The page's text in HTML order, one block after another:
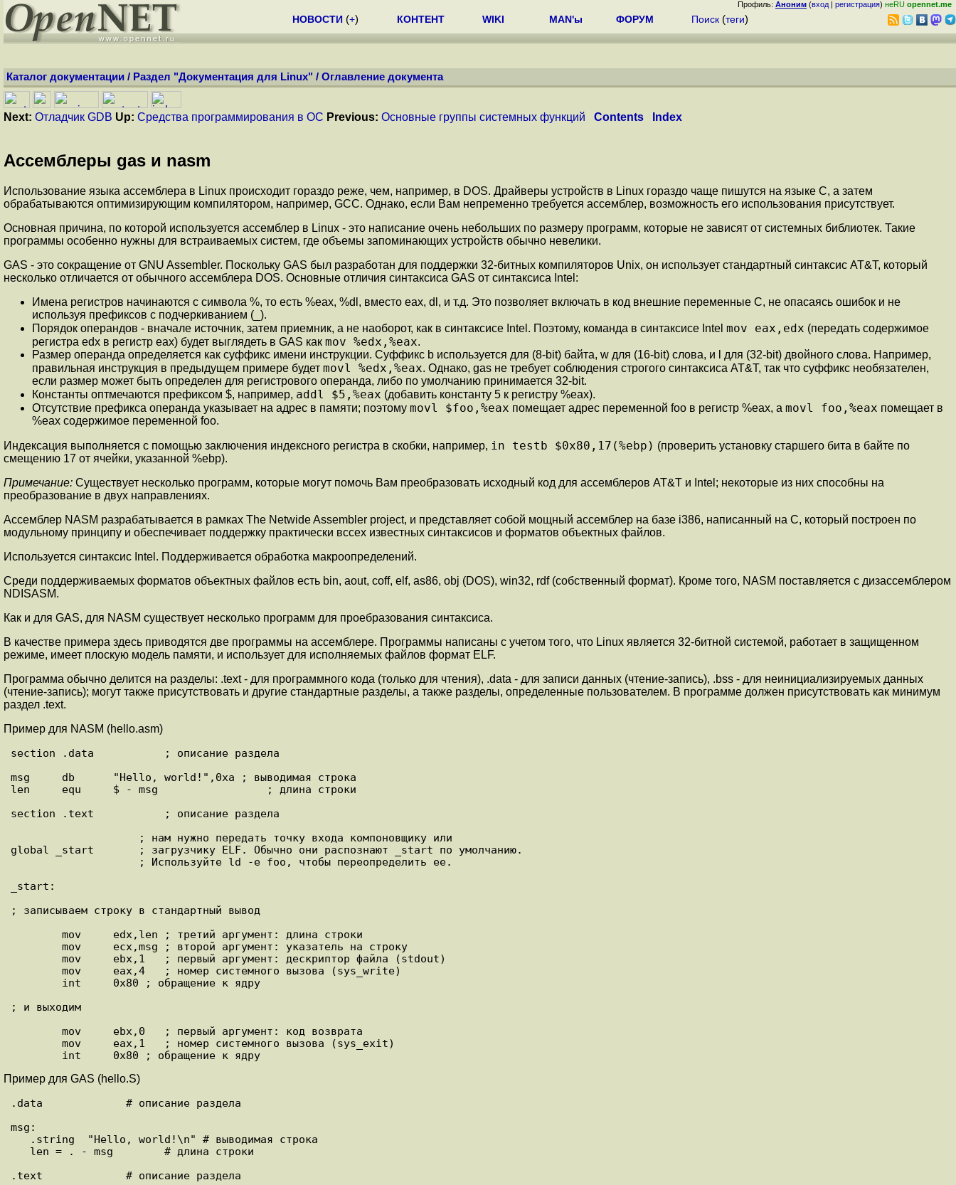
Профиль: Аноним (вход | регистрация) неRU opennet.me
НОВОСТИ (+) КОНТЕНТ WIKI MAN'ы ФОРУМ Поиск (теги)
Каталог документации / Раздел "Документация для Linux" / Оглавление документа
Next: Отладчик GDB Up: Средства программирования в ОС Previous: Основные группы системных функций Contents Index
Ассемблеры gas и nasm
Использование языка ассемблера в Linux происходит гораздо реже, чем, например, в DOS. Драйверы устройств в Linux гораздо чаще пишутся на языке C, а затем
обрабатываются оптимизирующим компилятором, например, GCC. Однако, если Вам непременно требуется ассемблер, возможность его использования присутствует.
Основная причина, по которой используется ассемблер в Linux - это написание очень небольших по размеру программ, которые не зависят от системных библиотек. Такие
программы особенно нужны для встраиваемых систем, где объемы запоминающих устройств обычно невелики.
GAS - это сокращение от GNU Assembler. Поскольку GAS был разработан для поддержки 32-битных компиляторов Unix, он использует стандартный синтаксис AT&T, который
несколько отличается от обычного ассемблера DOS. Основные отличия синтаксиса GAS от синтаксиса Intel:
Имена регистров начинаются с символа %, то есть %eax, %dl, вместо eax, dl, и т.д. Это позволяет включать в код внешние переменные C, не опасаясь ошибок и не
используя префиксов с подчеркиванием (_).
Порядок операндов - вначале источник, затем приемник, а не наоборот, как в синтаксисе Intel. Поэтому, команда в синтаксисе Intel mov eax,edx (передать содержимое
регистра edx в регистр eax) будет выглядеть в GAS как mov %edx,%eax.
Размер операнда определяется как суффикс имени инструкции. Суффикс b используется для (8-bit) байта, w для (16-bit) слова, и l для (32-bit) двойного слова. Например,
правильная инструкция в предыдущем примере будет movl %edx,%eax. Однако, gas не требует соблюдения строгого синтаксиса AT&T, так что суффикс необязателен,
если размер может быть определен для регистрового операнда, либо по умолчанию принимается 32-bit.
Константы оптмечаются префиксом $, например, addl $5,%eax (добавить константу 5 к регистру %eax).
Отсутствие префикса операнда указывает на адрес в памяти; поэтому movl $foo,%eax помещает адрес переменной foo в регистр %eax, а movl foo,%eax помещает в
%eax содержимое переменной foo.
Индексация выполняется с помощью заключения индексного регистра в скобки, например, in testb $0x80,17(%ebp) (проверить установку старшего бита в байте по
смещению 17 от ячейки, указанной %ebp).
Примечание: Существует несколько программ, которые могут помочь Вам преобразовать исходный код для ассемблеров AT&T и Intel; некоторые из них способны на
преобразование в двух направлениях.
Ассемблер NASM разрабатывается в рамках The Netwide Assembler project, и представляет собой мощный ассемблер на базе i386, написанный на C, который построен по
модульному принципу и обеспечивает поддержку практически вссех известных синтаксисов и форматов объектных файлов.
Используется синтаксис Intel. Поддерживается обработка макроопределений.
Среди поддерживаемых форматов объектных файлов есть bin, aout, coff, elf, as86, obj (DOS), win32, rdf (собственный формат). Кроме того, NASM поставляется с дизассемблером
NDISASM.
Как и для GAS, для NASM существует несколько программ для проебразования синтаксиса.
В качестве примера здесь приводятся две программы на ассемблере. Программы написаны с учетом того, что Linux является 32-битной системой, работает в защищенном
режиме, имеет плоскую модель памяти, и использует для исполняемых файлов формат ELF.
Программа обычно делится на разделы: .text - для программного кода (только для чтения), .data - для записи данных (чтение-запись), .bss - для неинициализируемых данных
(чтение-запись); могут также присутствовать и другие стандартные разделы, а также разделы, определенные пользователем. В программе должен присутствовать как минимум
раздел .text.
Пример для NASM (hello.asm)
section .data           ; описание раздела
msg     db      "Hello, world!",0xa ; выводимая строка
len     equ     $ - msg                 ; длина строки
section .text           ; описание раздела
global _start       ; загрузчику ELF. Обычно они распознают _start по умолчанию.
_start:
; записываем строку в стандартный вывод
; и выходим
Пример для GAS (hello.S)
.data             # описание раздела
msg:
.text             # описание раздела